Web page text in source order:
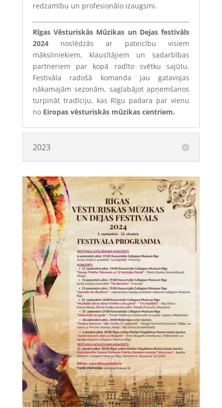
redzamību un profesionālo izaugsmi.
Rīgas Vēsturiskās Mūzikas un Dejas festivāls
2024noslēdzās ar pateicību visiem
māksliniekiem, klausītājiem un sadarbības
partneriem par kopā radīto svētku sajūtu.
Festivāla radošā komanda jau gatavojas
nākamajām sezonām, saglabājot apņemšanos
turpināt tradīciju, kas Rīgu padara par vienu
no Eiropas vēsturiskās mūzikas centriem.
2023